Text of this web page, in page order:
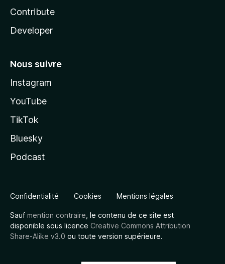
Contribute
Developer
Nous suivre
Instagram
YouTube
TikTok
Bluesky
Podcast
Confidentialité Cookies Mentions légales
Sauf mention contraire , le contenu de ce site est
disponible sous licence Creative Commons Attribution
Share-Alike v3.0 ou toute version supérieure.